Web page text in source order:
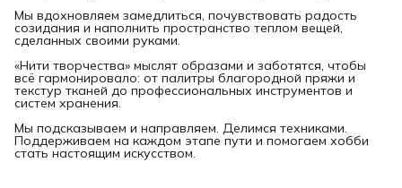
Мы вдохновляем замедлиться, почувствовать радость
созидания и наполнить пространство теплом вещей,
сделанных своими руками.
«Нити творчества» мыслят образами и заботятся, чтобы
всё гармонировало: от палитры благородной пряжи и
текстур тканей до профессиональных инструментов и
систем хранения.
Мы подсказываем и направляем. Делимся техниками.
Поддерживаем на каждом этапе пути и помогаем хобби
стать настоящим искусством.